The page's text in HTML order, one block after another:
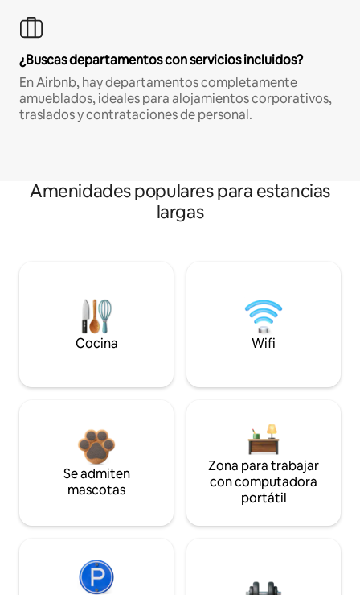
¿Buscas departamentos con servicios incluidos?
En Airbnb, hay departamentos completamente
amueblados, ideales para alojamientos corporativos,
traslados y contrataciones de personal.
Amenidades populares para estancias
largas
Cocina Wifi
Se admiten
mascotas
Zona para trabajar
con computadora
portátil